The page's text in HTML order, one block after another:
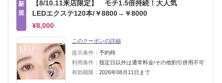
新
規
【8/10.11来店限定】 モチ1.5倍持続！大人気
LEDエクステ120本/￥8800→￥8000
¥8,000
このクーポンの詳細
提示条件： 予約時
利用条件： 指定日以外は通常料金/その他割引併用不可
有効期限： 2026年08月11日まで